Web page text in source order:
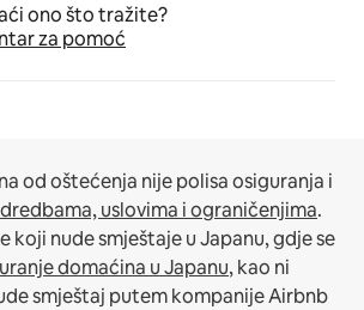
ono što tražite?
za pomoć
od oštećenja nije polisa osiguranja i
uslovima i ograničenjima.
koji nude smještaje u Japanu, gdje se
domaćina u Japanu, kao ni
smještaj putem kompanije Airbnb